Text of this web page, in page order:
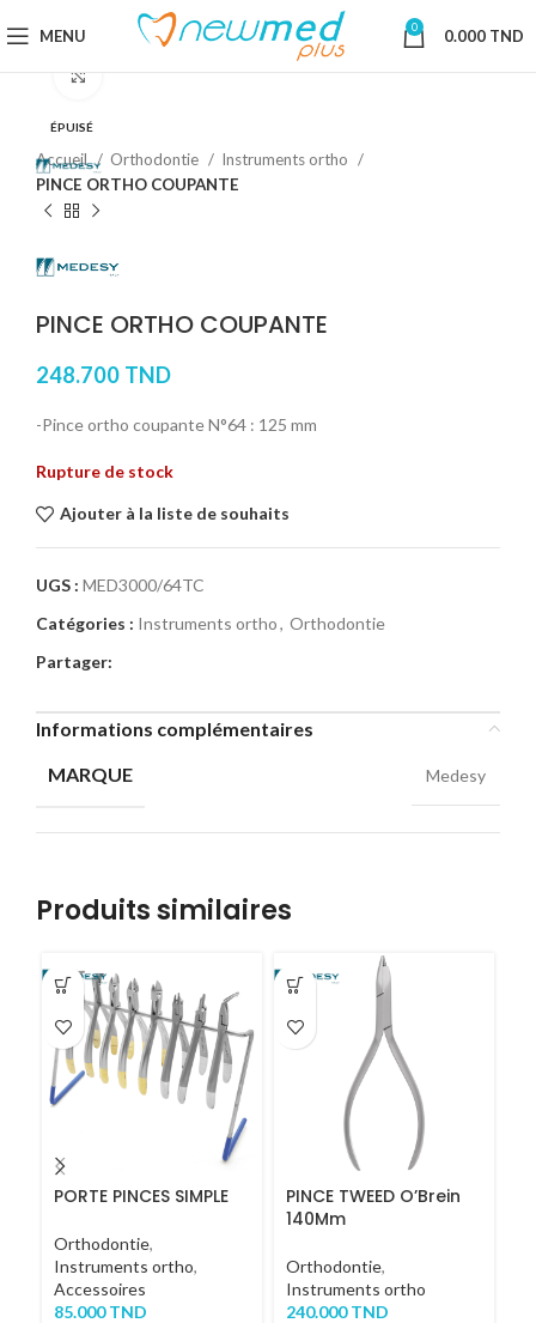
MENU 0 0.000 TND
ÉPUISÉ
Accueil Orthodontie
Instruments ortho
PINCE ORTHO COUPANTE
PINCE ORTHO COUPANTE
248.700 TND
-Pince ortho coupante N°64 : 125 mm
Rupture de stock
Ajouter à la liste de souhaits
UGS : MED3000/64TC
Catégories : Instruments ortho, Orthodontie
Partager:
Informations complémentaires
MARQUE
Medesy
Produits similaires
PORTE PINCES SIMPLE
Orthodontie,
Instruments ortho,
Accessoires
85.000TND
PINCE TWEED O’Brein
140Mm
Orthodontie,
Instruments ortho
240.000TND